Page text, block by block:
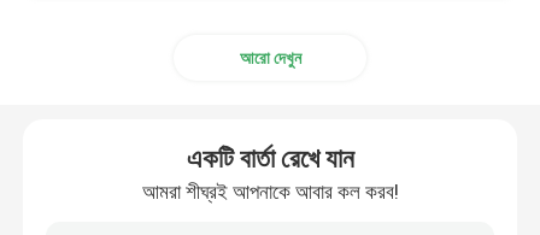
আরো দেখুন
একটি বার্তা রেখে যান
আমরা শীঘ্রই আপনাকে আবার কল করব!